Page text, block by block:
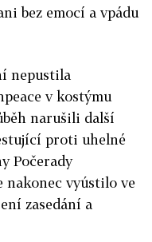
bez emocí a vpádu
nepustila
v kostýmu
narušili další
proti uhelné
Počerady
nakonec vyústilo ve
zasedání a